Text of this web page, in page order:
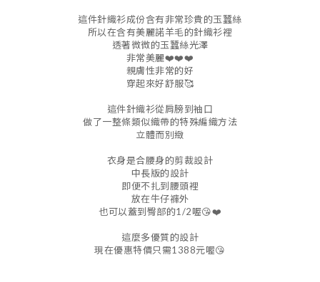
這件針織衫成份含有非常珍貴的玉蠶絲
所以在含有美麗諾羊毛的針織衫裡
透著微微的玉蠶絲光澤
非常美麗❤️❤️❤️
親膚性非常的好
穿起來好舒服🥰
這件針織衫從肩膀到袖口
做了一整條類似織帶的特殊編織方法
立體而別緻
衣身是合腰身的剪裁設計
中長版的設計
即便不扎到腰頭裡
放在牛仔褲外
也可以蓋到臀部的1/2喔😘❤️
這麼多優質的設計
現在優惠特價只需1388元喔😘